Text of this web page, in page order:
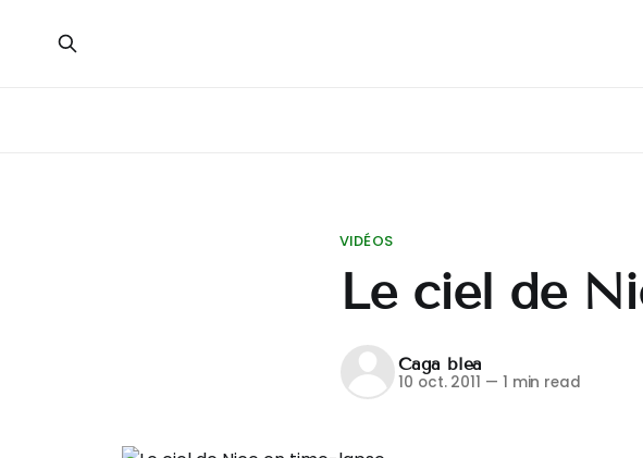
VIDÉOS
Le ciel de
Caga blea
10 oct. 2011 — 1 min read